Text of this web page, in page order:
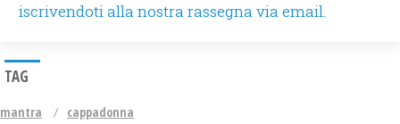
iscrivendoti alla nostra rassegna via email.
TAG
mantra cappadonna